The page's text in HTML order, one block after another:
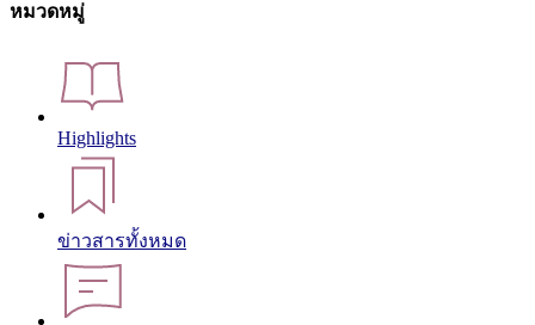
หมวดหมู่
Highlights
ข่าวสารทั้งหมด